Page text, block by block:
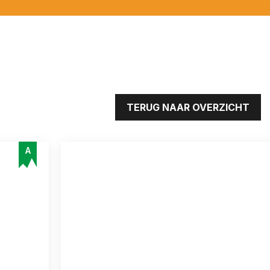
TERUG NAAR OVERZICHT
A